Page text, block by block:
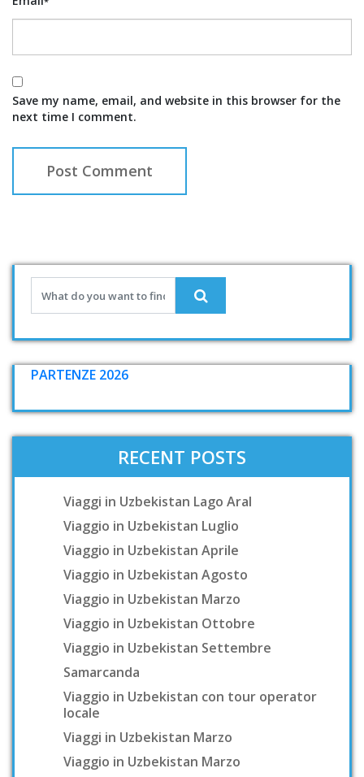
Save my name, email, and website in this browser for the
next time I comment.
PARTENZE 2026
RECENT POSTS
Viaggi in Uzbekistan Lago Aral
Viaggio in Uzbekistan Luglio
Viaggio in Uzbekistan Aprile
Viaggio in Uzbekistan Agosto
Viaggio in Uzbekistan Marzo
Viaggio in Uzbekistan Ottobre
Viaggio in Uzbekistan Settembre
Samarcanda
Viaggio in Uzbekistan con tour operator
locale
Viaggi in Uzbekistan Marzo
Viaggio in Uzbekistan Marzo